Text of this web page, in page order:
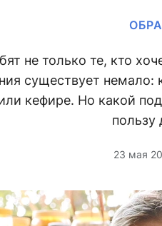
не только те, кто
существует
кефире. Но какой
пользу
23 мая